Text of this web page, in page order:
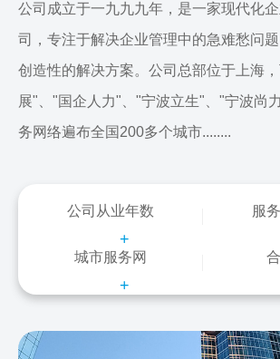
公司成立于一九九九年，是一家现代化
司，专注于解决企业管理中的急难愁问题
创造性的解决方案。公司总部位于上海
展"、"国企人力"、"宁波立生"、"宁波尚
务网络遍布全国200多个城市........
公司从业年数
+
服
城市服务网
+